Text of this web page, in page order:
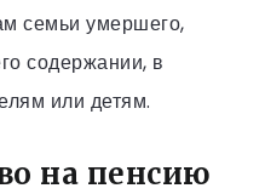
семьи умершего,
содержании, в
или детям.
на пенсию